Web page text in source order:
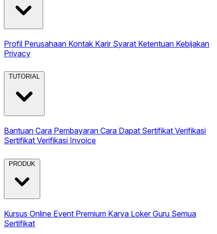
Profil Perusahaan Kontak Karir Syarat Ketentuan Kebijakan
Privacy
TUTORIAL
Bantuan Cara Pembayaran Cara Dapat Sertifikat Verifikasi
Sertifikat Verifikasi Invoice
PRODUK
Kursus Online Event Premium Karya Loker Guru Semua
Sertifikat